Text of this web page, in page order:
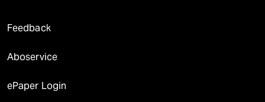
Feedback
Aboservice
ePaper Login